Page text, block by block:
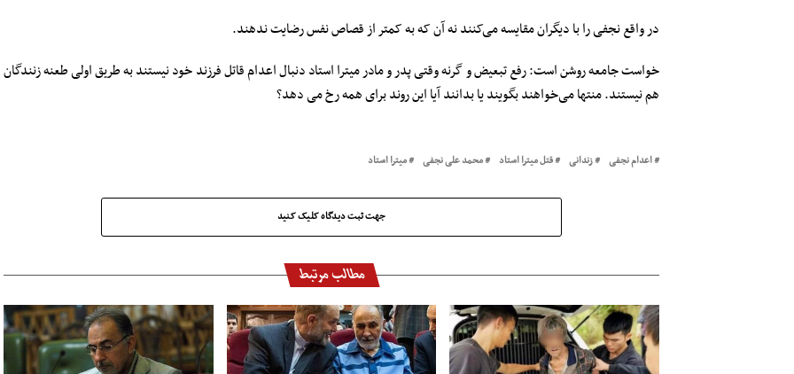
در واقع نجفی را با دیگران مقایسه می‌کنند نه آن که به کمتر از قصاص نفس رضایت ندهند.
خواست جامعه روشن است: رفع تبعیض و گرنه وقتی پدر و مادر میترا استاد دنبال اعدام قاتل فرزند خود نیستند به طریق اولی طعنه زنندگان
هم نیستند. منتها می‌خواهند بگویند یا بدانند آیا این روند برای همه رخ می دهد؟
اعدام نجفی زندانی‌ قتل میترا استاد محمد علی نجفی میترا استاد
جهت ثبت دیدگاه کلیک کنید
مطالب مرتبط